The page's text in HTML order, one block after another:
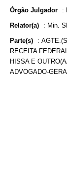
Órgão Julgador :
Relator(a) : Min.
Parte(s) :
RECEITA
HISSA E
ADVOGADO-